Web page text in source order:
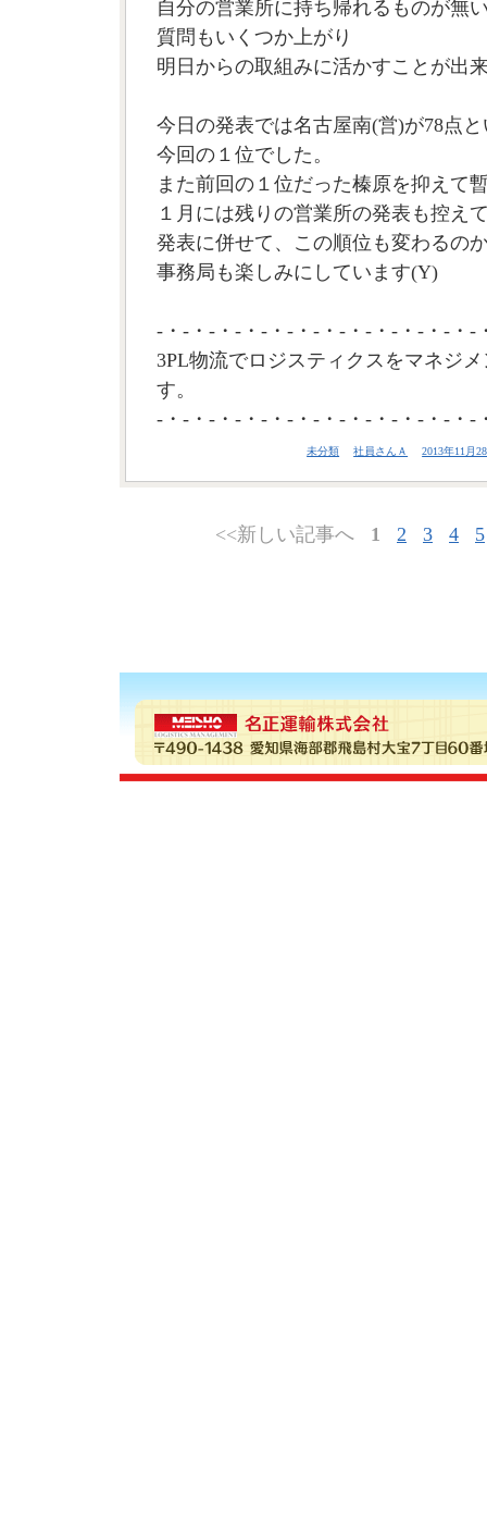
自分の営業所に持ち帰れるものが無
質問もいくつか上がり
明日からの取組みに活かすことが出
今日の発表では名古屋南(営)が78点
今回の１位でした。
また前回の１位だった榛原を抑えて
１月には残りの営業所の発表も控え
発表に併せて、この順位も変わるの
事務局も楽しみにしています(Y)
-・-・-・-・-・-・-・-・-・-・-・-・-
3PL物流でロジスティクスをマネジ
す。
-・-・-・-・-・-・-・-・-・-・-・-・-
未分類 社員さんＡ 2013年11月
<<新しい記事へ 1 2 3 4 5